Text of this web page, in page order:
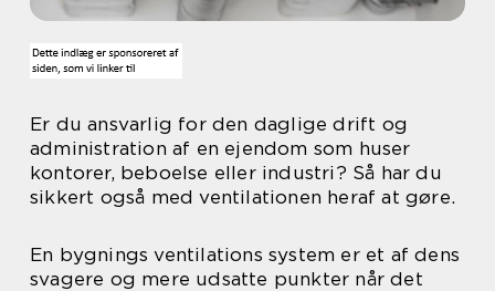
Er du ansvarlig for den daglige drift og
administration af en ejendom som huser
kontorer, beboelse eller industri? Så har du
sikkert også med ventilationen heraf at gøre.
En bygnings ventilations system er et af dens
svagere og mere udsatte punkter når det